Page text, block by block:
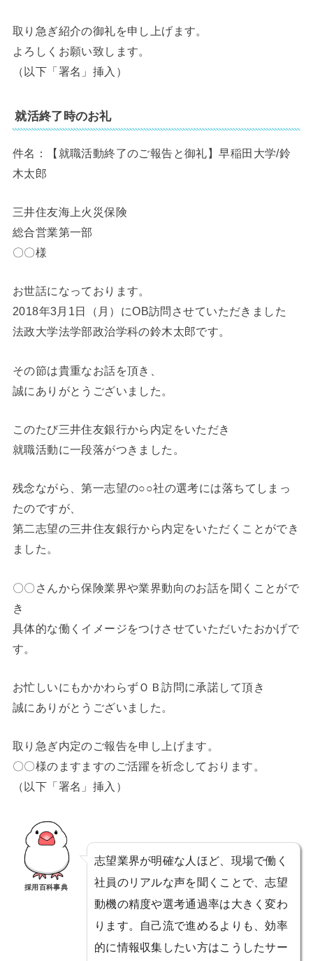
取り急ぎ紹介の御礼を申し上げます。
よろしくお願い致します。
（以下「署名」挿入）
就活終了時のお礼
件名：【就職活動終了のご報告と御礼】早稲田大学/鈴
木太郎
三井住友海上火災保険
総合営業第一部
〇〇様
お世話になっております。
2018年3月1日（月）にOB訪問させていただきました
法政大学法学部政治学科の鈴木太郎です。
その節は貴重なお話を頂き、
誠にありがとうございました。
このたび三井住友銀行から内定をいただき
就職活動に一段落がつきました。
残念ながら、第一志望の○○社の選考には落ちてしまっ
たのですが、
第二志望の三井住友銀行から内定をいただくことができ
ました。
〇〇さんから保険業界や業界動向のお話を聞くことがで
き
具体的な働くイメージをつけさせていただいたおかげで
す。
お忙しいにもかかわらずＯＢ訪問に承諾して頂き
誠にありがとうございました。
取り急ぎ内定のご報告を申し上げます。
〇〇様のますますのご活躍を祈念しております。
（以下「署名」挿入）
採用百科事典
志望業界が明確な人ほど、現場で働く
社員のリアルな声を聞くことで、志望
動機の精度や選考通過率は大きく変わ
ります。自己流で進めるよりも、効率
的に情報収集したい方はこうしたサー